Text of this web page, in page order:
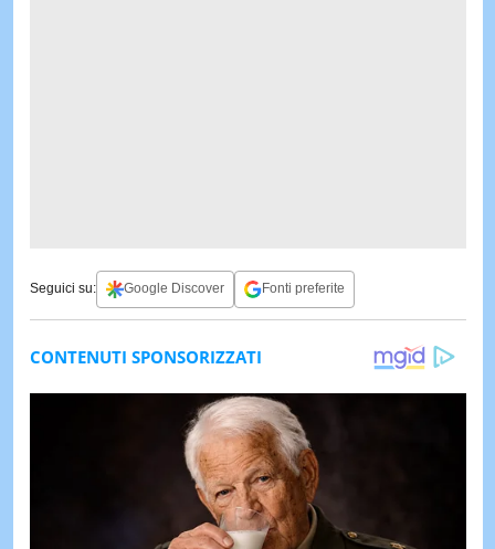
Seguici su: Google Discover Fonti preferite